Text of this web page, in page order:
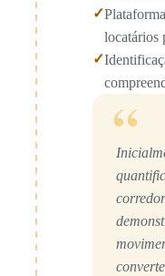
✓
locatários
✓
“